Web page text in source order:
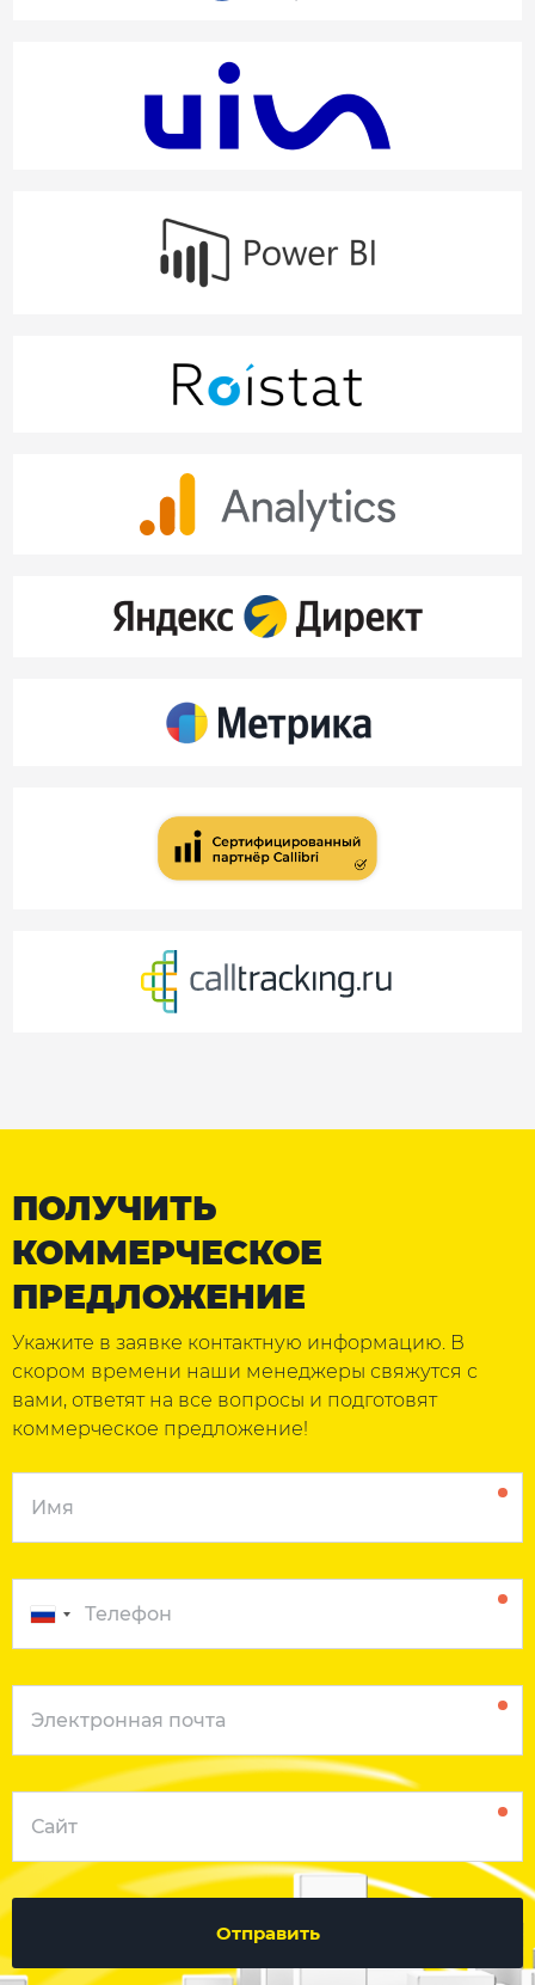
ПОЛУЧИТЬ
КОММЕРЧЕСКОЕ
ПРЕДЛОЖЕНИЕ
Укажите в заявке контактную информацию. В
скором времени наши менеджеры свяжутся с
вами, ответят на все вопросы и подготовят
коммерческое предложение!
Отправить